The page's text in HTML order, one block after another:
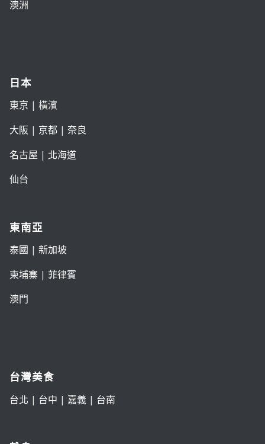
澳洲
日本
東京 | 橫濱
大阪 | 京都| 奈良
名古屋 | 北海道
仙台
東南亞
泰國 | 新加坡
柬埔寨 | 菲律賓
澳門
台灣美食
台北 | 台中 | 嘉義| 台南